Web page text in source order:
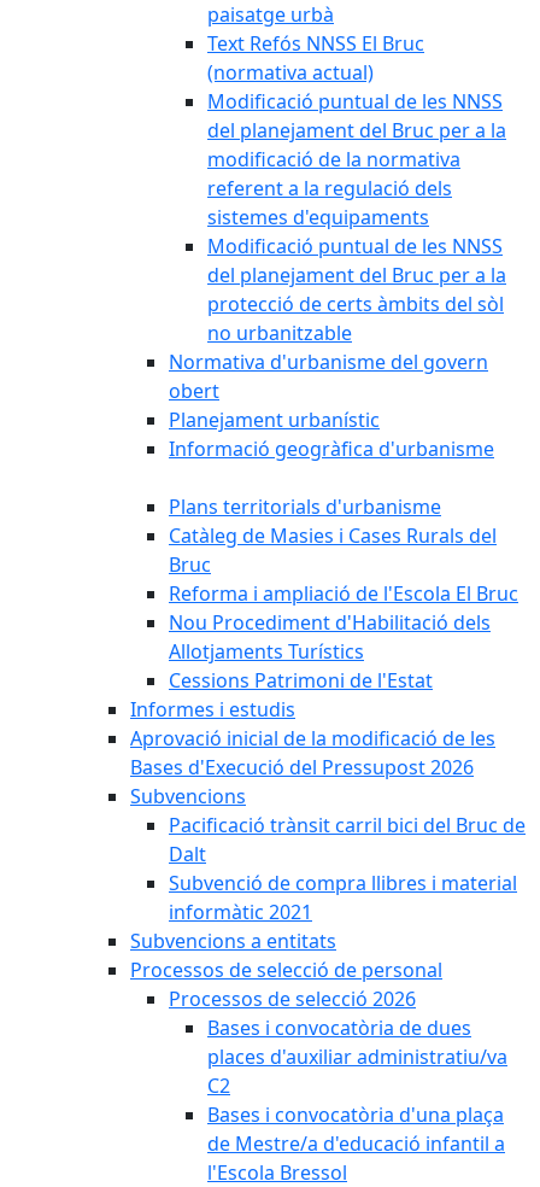
paisatge urbà
Text Refós NNSS El Bruc
(normativa actual)
Modificació puntual de les NNSS
del planejament del Bruc per a la
modificació de la normativa
referent a la regulació dels
sistemes d'equipaments
Modificació puntual de les NNSS
del planejament del Bruc per a la
protecció de certs àmbits del sòl
no urbanitzable
Normativa d'urbanisme del govern
obert
Planejament urbanístic
Informació geogràfica d'urbanisme
Plans territorials d'urbanisme
Catàleg de Masies i Cases Rurals del
Bruc
Reforma i ampliació de l'Escola El Bruc
Nou Procediment d'Habilitació dels
Allotjaments Turístics
Cessions Patrimoni de l'Estat
Informes i estudis
Aprovació inicial de la modificació de les
Bases d'Execució del Pressupost 2026
Subvencions
Pacificació trànsit carril bici del Bruc de
Dalt
Subvenció de compra llibres i material
informàtic 2021
Subvencions a entitats
Processos de selecció de personal
Processos de selecció 2026
Bases i convocatòria de dues
places d'auxiliar administratiu/va
C2
Bases i convocatòria d'una plaça
de Mestre/a d'educació infantil a
l'Escola Bressol